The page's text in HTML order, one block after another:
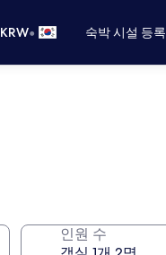
KRW• 숙박 시설 등록
인원 수